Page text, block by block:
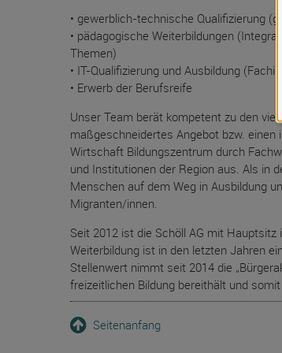
• gewerblich-technische Qualifizierung
• pädagogische Weiterbildungen
Themen)
• IT-Qualifizierung und Ausbildung
• Erwerb der Berufsreife
Unser Team berät kompetent zu den
maßgeschneidertes Angebot bzw.
Wirtschaft Bildungszentrum durch
und Institutionen der Region aus. Als in
Menschen auf dem Weg in Ausbildung
Migranten/innen.
Seit 2012 ist die Schöll AG mit
Weiterbildung ist in den letzten Jahren
Stellenwert nimmt seit 2014 die
freizeitlichen Bildung bereithält und
Seitenanfang